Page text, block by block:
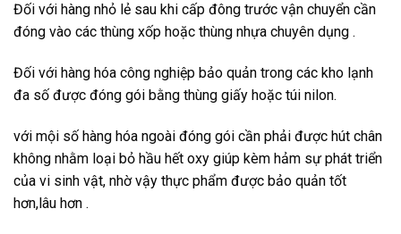
Đối với hàng nhỏ lẻ sau khi cấp đông trước vận chuyển cần
đóng vào các thùng xốp hoặc thùng nhựa chuyên dụng .
Đối với hàng hóa công nghiệp bảo quản trong các kho lạnh
đa số được đóng gói bằng thùng giấy hoặc túi nilon.
với mội số hàng hóa ngoài đóng gói cần phải được hút chân
không nhằm loại bỏ hầu hết oxy giúp kèm hảm sự phát triển
của vi sinh vật, nhờ vậy thực phẩm được bảo quản tốt
hơn,lâu hơn .